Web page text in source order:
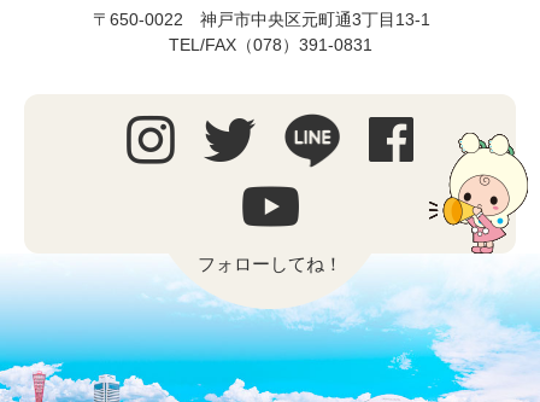
〒650-0022 神戸市中央区元町通3丁目13-1
TEL/FAX（078）391-0831
フォローしてね！